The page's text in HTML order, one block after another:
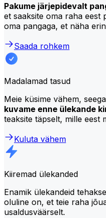
Pakume järjepidevalt
et saaksite oma raha eest
oma pangaga, et näha
Saada rohkem
Madalamad tasud
Meie küsime vähem,
kuvame enne ülekande
teaksite täpselt, mille eest
Kuluta vähem
Kiiremad ülekanded
Enamik ülekandeid tehakse
oluline on, et teie raha
usaldusväärselt.